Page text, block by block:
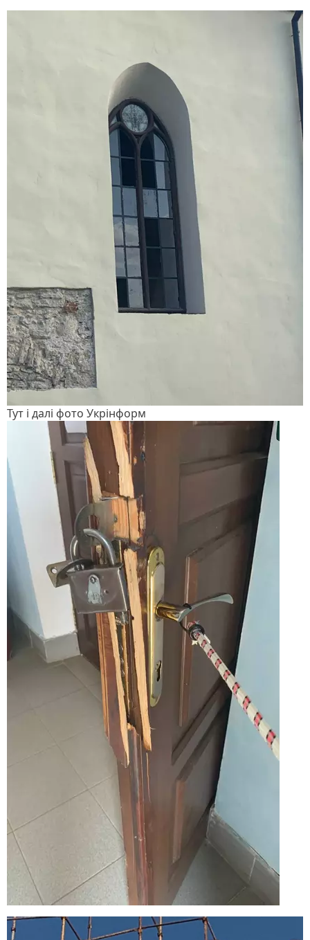
Тут і далі фото Укрінформ